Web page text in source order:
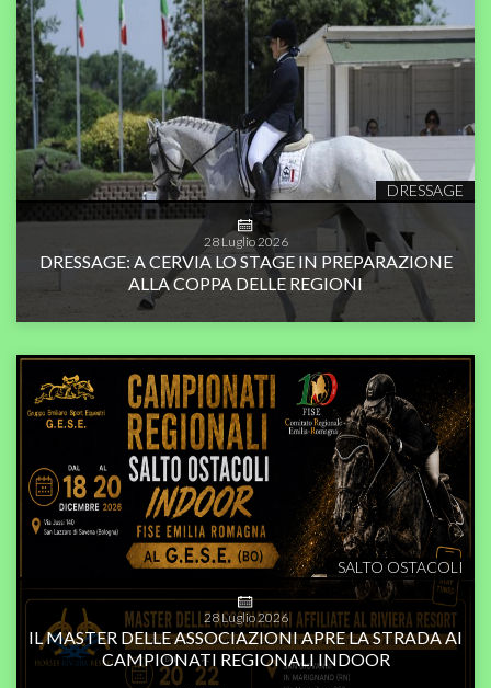
DRESSAGE
28 Luglio 2026
DRESSAGE: A CERVIA LO STAGE IN PREPARAZIONE
ALLA COPPA DELLE REGIONI
SALTO OSTACOLI
28Luglio2026
IL MASTER DELLE ASSOCIAZIONI APRE LA STRADA AI
CAMPIONATI REGIONALI INDOOR